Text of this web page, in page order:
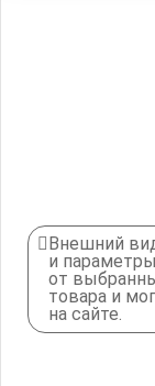
Внешний
и
от
товара и
на сайте.